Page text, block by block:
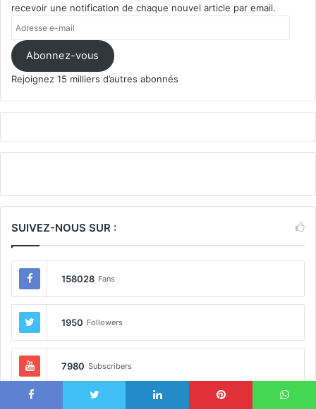
recevoir une notification de chaque nouvel article par email.
Adresse
e-
mail Abonnez-vous
Rejoignez 15 milliers d’autres abonnés
SUIVEZ-NOUS SUR :
158028 Fans
1950 Followers
7980 Subscribers